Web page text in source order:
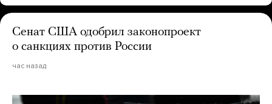
Сенат США одобрил законопроект
о санкциях против России
час назад